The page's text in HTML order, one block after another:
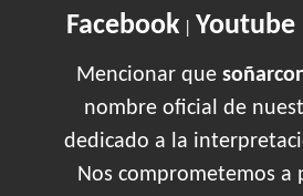
Facebook| Youtube|
Mencionar que
nombre oficial de
dedicado a la
Nos comprometemos a